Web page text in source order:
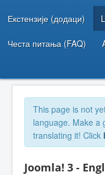
Екстензије (додаци)
Честа питања (FAQ)
This page is not
language. Make a
translating it! Click
Joomla! 3 -